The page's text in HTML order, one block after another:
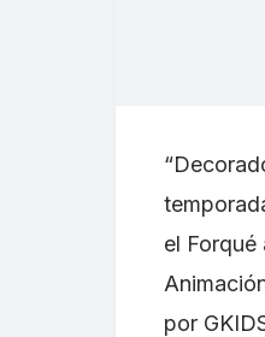
el
por